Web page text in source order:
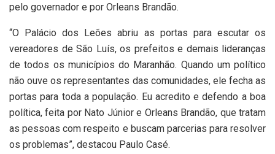
pelo governador e por Orleans Brandão.
“O Palácio dos Leões abriu as portas para escutar os
vereadores de São Luís, os prefeitos e demais lideranças
de todos os municípios do Maranhão. Quando um político
não ouve os representantes das comunidades, ele fecha as
portas para toda a população. Eu acredito e defendo a boa
política, feita por Nato Júnior e Orleans Brandão, que tratam
as pessoas com respeito e buscam parcerias para resolver
os problemas”, destacou Paulo Casé.